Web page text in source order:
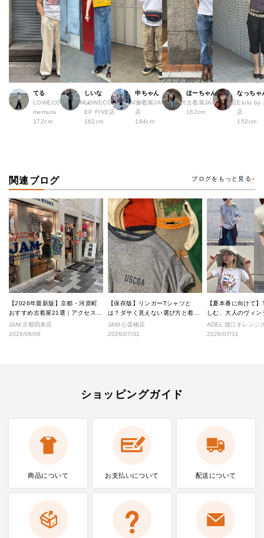
てる
LOWECO by JAM a
memura
172cm
しいな
LOWECO by JAM H
EP FIVE店
162cm
中ちゃん
古着屋JAM 下北沢
店
164cm
ほーちゃん
古着屋JAM 広島店
162cm
なっちゃ
Elulu by
店
152cm
関連ブログ ブログをもっと見る
【2026年最新版】京都・河原町
おすすめ古着屋21選｜アクセス良
好な絶対行くべきショップ厳選！
JAM 京都四条店
2026/08/06
【保存版】リンガーTシャツと
は？ダサく見えない選び方と着こ
なし完全ガイド
JAM 心斎橋店
2026/07/31
【夏本番に向けて
しむ、大人のヴィ
ル
ADEL 堀江オレンジ
2026/07/31
ショッピングガイド
商品について お支払いについて 配送について